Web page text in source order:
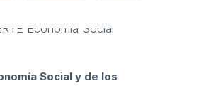
Social y de los